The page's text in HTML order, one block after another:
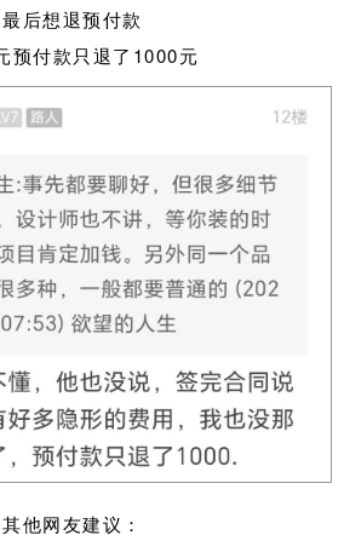
最后想退预付款
预付款只退了1000元
其他网友建议：